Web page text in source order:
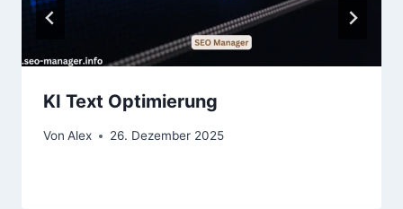
KI Text Optimierung
Von Alex 26. Dezember 2025